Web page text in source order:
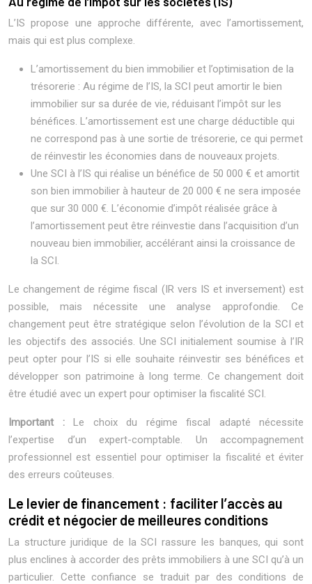
L’IS propose une approche différente, avec l’amortissement,
mais qui est plus complexe.
L’amortissement du bien immobilier et l’optimisation de la
trésorerie : Au régime de l’IS, la SCI peut amortir le bien
immobilier sur sa durée de vie, réduisant l’impôt sur les
bénéfices. L’amortissement est une charge déductible qui
ne correspond pas à une sortie de trésorerie, ce qui permet
de réinvestir les économies dans de nouveaux projets.
Une SCI à l’IS qui réalise un bénéfice de 50 000 € et amortit
son bien immobilier à hauteur de 20 000 € ne sera imposée
que sur 30 000 €. L’économie d’impôt réalisée grâce à
l’amortissement peut être réinvestie dans l’acquisition d’un
nouveau bien immobilier, accélérant ainsi la croissance de
la SCI.
Le changement de régime fiscal (IR vers IS et inversement) est
possible, mais nécessite une analyse approfondie. Ce
changement peut être stratégique selon l’évolution de la SCI et
les objectifs des associés. Une SCI initialement soumise à l’IR
peut opter pour l’IS si elle souhaite réinvestir ses bénéfices et
développer son patrimoine à long terme. Ce changement doit
être étudié avec un expert pour optimiser la fiscalité SCI.
Important : Le choix du régime fiscal adapté nécessite
l’expertise d’un expert-comptable. Un accompagnement
professionnel est essentiel pour optimiser la fiscalité et éviter
des erreurs coûteuses.
Le levier de financement : faciliter l’accès au
crédit et négocier de meilleures conditions
La structure juridique de la SCI rassure les banques, qui sont
plus enclines à accorder des prêts immobiliers à une SCI qu’à un
particulier. Cette confiance se traduit par des conditions de